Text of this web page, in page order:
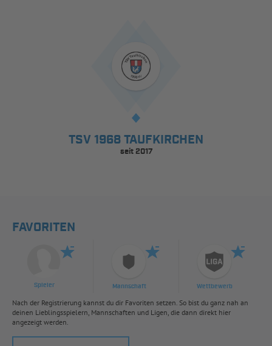
TSV 1968 TAUFKIRCHEN
seit 2017
FAVORITEN
Spieler Mannschaft Wettbewerb
Nach der Registrierung kannst du dir Favoriten setzen. So bist du ganz nah an
deinen Lieblingsspielern, Mannschaften und Ligen, die dann direkt hier
angezeigt werden.